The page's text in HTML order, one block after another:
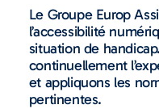
Le Groupe Europ
l’accessibilité
situation de
continuellement
et appliquons les
pertinentes.